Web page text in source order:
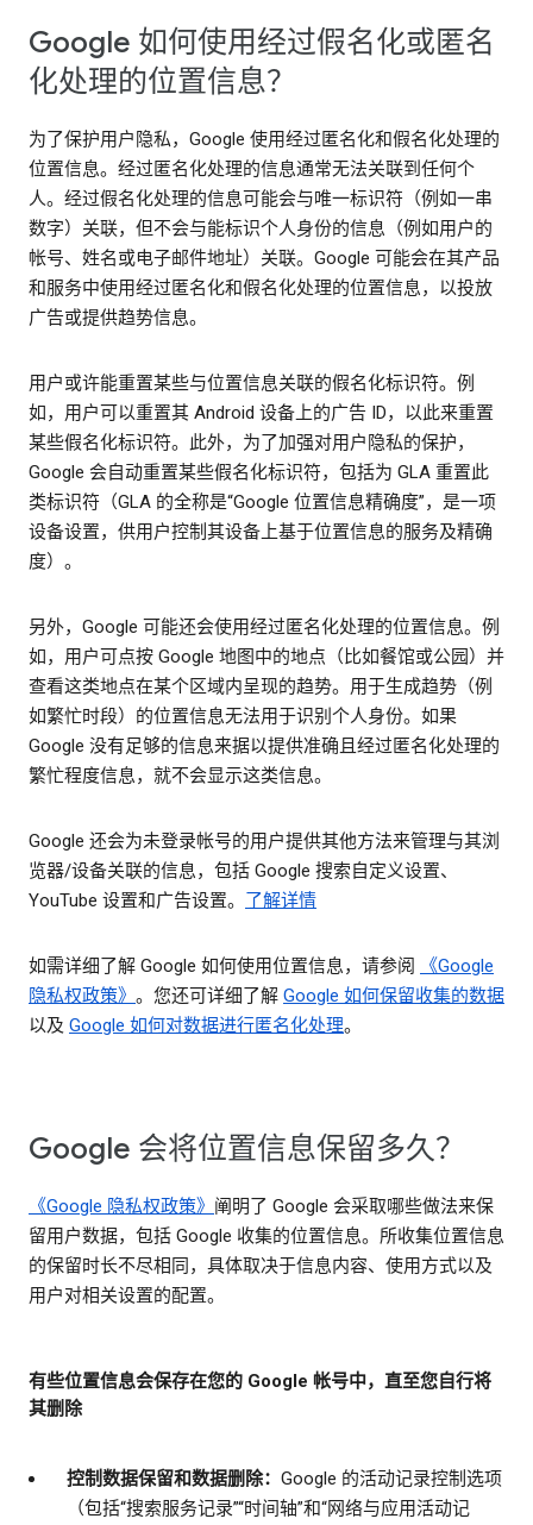
Google 如何使用经过假名化或匿名
化处理的位置信息？
为了保护用户隐私，Google 使用经过匿名化和假名化处理的
位置信息。经过匿名化处理的信息通常无法关联到任何个
人。经过假名化处理的信息可能会与唯一标识符（例如一串
数字）关联，但不会与能标识个人身份的信息（例如用户的
帐号、姓名或电子邮件地址）关联。Google 可能会在其产品
和服务中使用经过匿名化和假名化处理的位置信息，以投放
广告或提供趋势信息。
用户或许能重置某些与位置信息关联的假名化标识符。例
如，用户可以重置其 Android 设备上的广告 ID，以此来重置
某些假名化标识符。此外，为了加强对用户隐私的保护，
Google 会自动重置某些假名化标识符，包括为 GLA 重置此
类标识符（GLA 的全称是“Google 位置信息精确度”，是一项
设备设置，供用户控制其设备上基于位置信息的服务及精确
度）。
另外，Google 可能还会使用经过匿名化处理的位置信息。例
如，用户可点按 Google 地图中的地点（比如餐馆或公园）并
查看这类地点在某个区域内呈现的趋势。用于生成趋势（例
如繁忙时段）的位置信息无法用于识别个人身份。如果
Google 没有足够的信息来据以提供准确且经过匿名化处理的
繁忙程度信息，就不会显示这类信息。
Google 还会为未登录帐号的用户提供其他方法来管理与其浏
览器/设备关联的信息，包括 Google 搜索自定义设置、
YouTube 设置和广告设置。 了解详情
如需详细了解 Google 如何使用位置信息，请参阅
《Google
隐私权政策》 。您还可详细了解 Google 如何保留收集的数据
以及 Google 如何对数据进行匿名化处理。
Google 会将位置信息保留多久？
《Google 隐私权政策》 阐明了 Google 会采取哪些做法来保
留用户数据，包括 Google 收集的位置信息。所收集位置信息
的保留时长不尽相同，具体取决于信息内容、使用方式以及
用户对相关设置的配置。
有些位置信息会保存在您的 Google 帐号中，直至您自行将
其删除
控制数据保留和数据删除： Google 的活动记录控制选项
（包括“搜索服务记录”“时间轴”和“网络与应用活动记